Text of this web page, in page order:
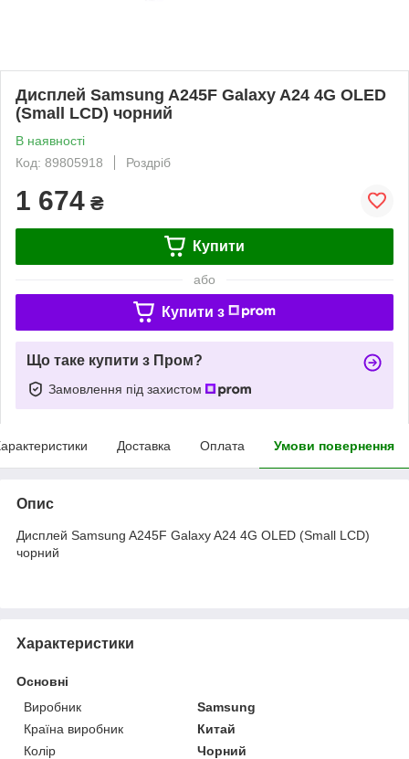
Дисплей Samsung A245F Galaxy A24 4G OLED
(Small LCD) чорний
В наявності
Код: 89805918
Роздріб
1 674 ₴
Купити
або
Купити з
Що таке купити з Пром?
Замовлення під захистом
Доставка Оплата Умови повернення
Опис
Дисплей Samsung A245F Galaxy A24 4G OLED (Small LCD)
чорний
Характеристики
Основні
Виробник
Samsung
Країна виробник
Китай
Колір
Чорний